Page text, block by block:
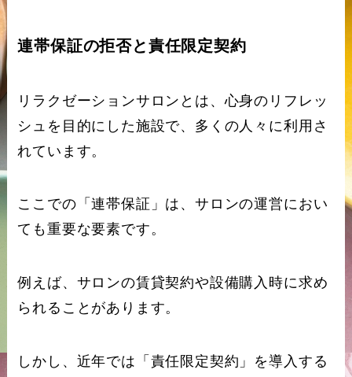
連帯保証の拒否と責任限定契約
リラクゼーションサロンとは、心身のリフレッ
シュを目的にした施設で、多くの人々に利用さ
れています。
ここでの「連帯保証」は、サロンの運営におい
ても重要な要素です。
例えば、サロンの賃貸契約や設備購入時に求め
られることがあります。
しかし、近年では「責任限定契約」を導入する